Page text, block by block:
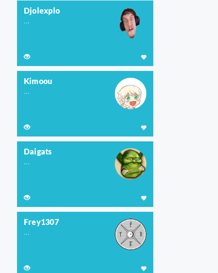
Djolexplo
...
Kimoou
...
Daigats
...
Frey1307
...